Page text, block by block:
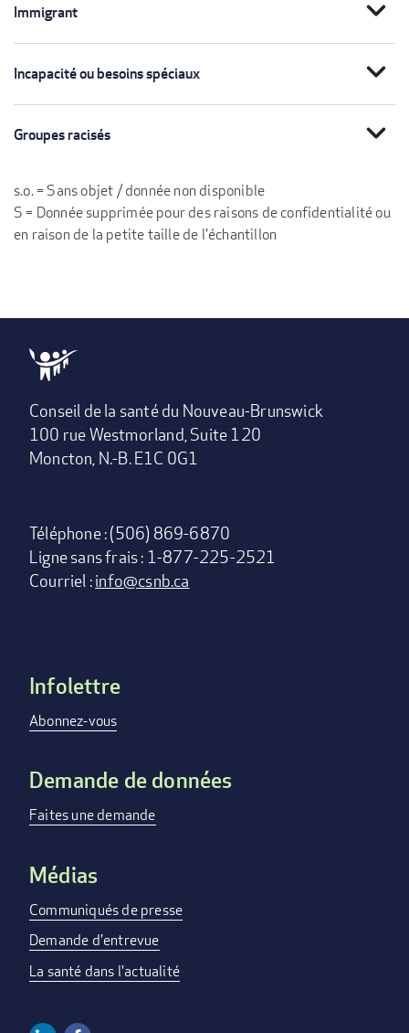
Immigrant expand_more
Incapacité ou besoins spéciaux expand_more
Groupes racisés expand_more
s.o. = Sans objet / donnée non disponible
S = Donnée supprimée pour des raisons de confidentialité ou
en raison de la petite taille de l'échantillon
Conseil de la santé du Nouveau-Brunswick
100 rue Westmorland, Suite 120
Moncton, N.-B. E1C 0G1
Téléphone : (506) 869-6870
Ligne sans frais : 1-877-225-2521
Courriel :info@csnb.ca
Footer
menu
Infolettre
Abonnez-vous
Demande de données
Faites une demande
Médias
Communiqués de presse
Demande d'entrevue
La santé dans l'actualité